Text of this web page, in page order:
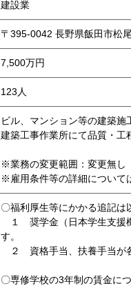
建設業
〒395-0042 長野県飯田市松
7,500万円
123人
ビル、マンション等の建築施
建築工事作業所にて品質・工
※業務の変更範囲：変更無し
※雇用条件等の詳細について
〇福利厚生等にかかる追記は
１ 奨学金（日本学生支援
す。
２ 資格手当、扶養手当が
〇専修学校の3年制の賃金に